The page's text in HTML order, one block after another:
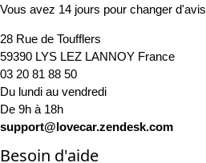
Vous avez 14 jours pour changer d'avis
28 Rue de Toufflers
59390 LYS LEZ LANNOY France
03 20 81 88 50
Du lundi au vendredi
De 9h à 18h
support@lovecar.zendesk.com
Besoin d'aide